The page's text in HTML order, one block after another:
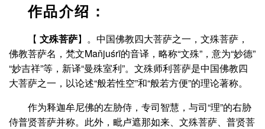
作品介绍：
【 文殊菩萨】。中国佛教四大菩萨之一， 文殊菩萨，
佛教菩萨名，梵文Maňjuśrī的音译，略称“文殊”，意为“妙德”
“妙吉祥”等，新译“曼殊室利”。文殊师利菩萨是中国佛教四
大菩萨之一，以论述“般若性空”和“般若方便”的理论著称。
作为释迦牟尼佛的左胁侍，专司智慧，与司“理”的右胁
侍普贤菩萨并称。此外，毗卢遮那如来、文殊菩萨、普贤菩